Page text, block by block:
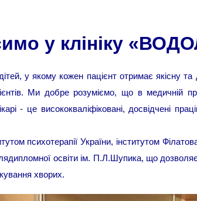
у клініку
у якому кожен пацієнт отримає якісну
Ми добре розуміємо, що в медичній
- це висококваліфіковані, досвідчені
психотерапії України, інститутом
освіти ім. П.Л.Шупика, що
хворих.